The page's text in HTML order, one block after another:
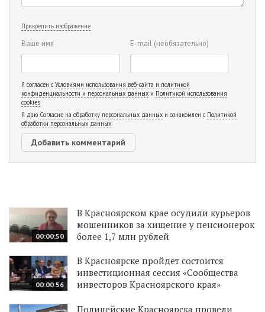
Прикрепить изображение
Ваше имя E-mail (необязательно)
Я согласен с Условиями использования веб-сайта и политикой
конфиденциальности и персональных данных и Политикой использования
cookies
Я даю Согласие на обработку персональных данных и ознакомлен с Политикой
обработки персональных данных
00:00:50
В Красноярском крае осудили курьеров
мошенников за хищение у пенсионерок
более 1,7 млн рублей
00:00:56
В Красноярске пройдет состоится
инвестиционная сессия «Сообщества
инвесторов Красноярского края»
Полицейские Красноярска провели